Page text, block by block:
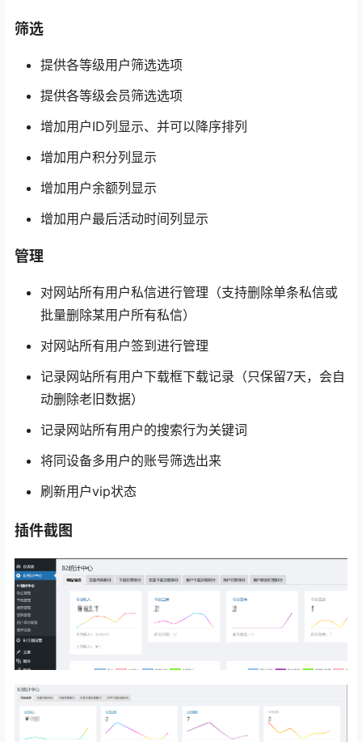
筛选
提供各等级用户筛选选项
提供各等级会员筛选选项
增加用户ID列显示、并可以降序排列
增加用户积分列显示
增加用户余额列显示
增加用户最后活动时间列显示
管理
对网站所有用户私信进行管理（支持删除单条私信或
批量删除某用户所有私信）
对网站所有用户签到进行管理
记录网站所有用户下载框下载记录（只保留7天，会自
动删除老旧数据）
记录网站所有用户的搜索行为关键词
将同设备多用户的账号筛选出来
刷新用户vip状态
插件截图